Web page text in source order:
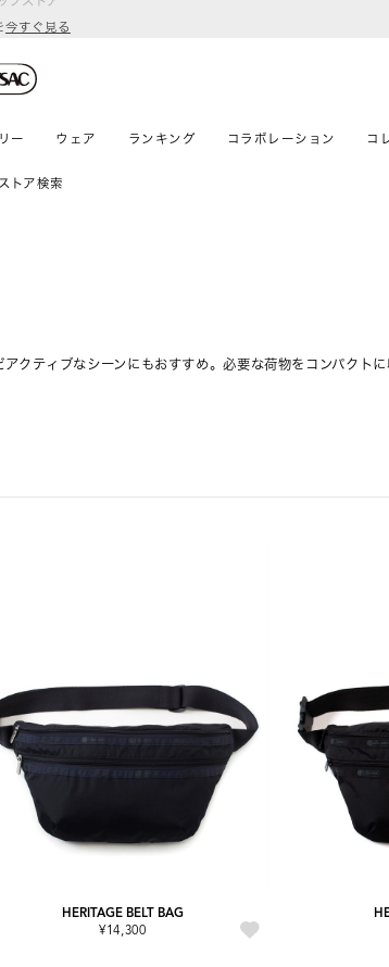
今すぐ見る
ー ウェア ランキング コラボレーション コ
ストア検索
ティブなシーンにもおすすめ。必要な荷物をコンパクトに
HERITAGE BELT BAG
¥14,300